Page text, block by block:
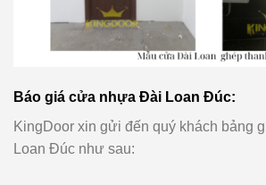
Báo giá cửa nhựa Đài Loan Đúc:
KingDoor xin gửi đến quý khách bảng
Loan Đúc như sau: